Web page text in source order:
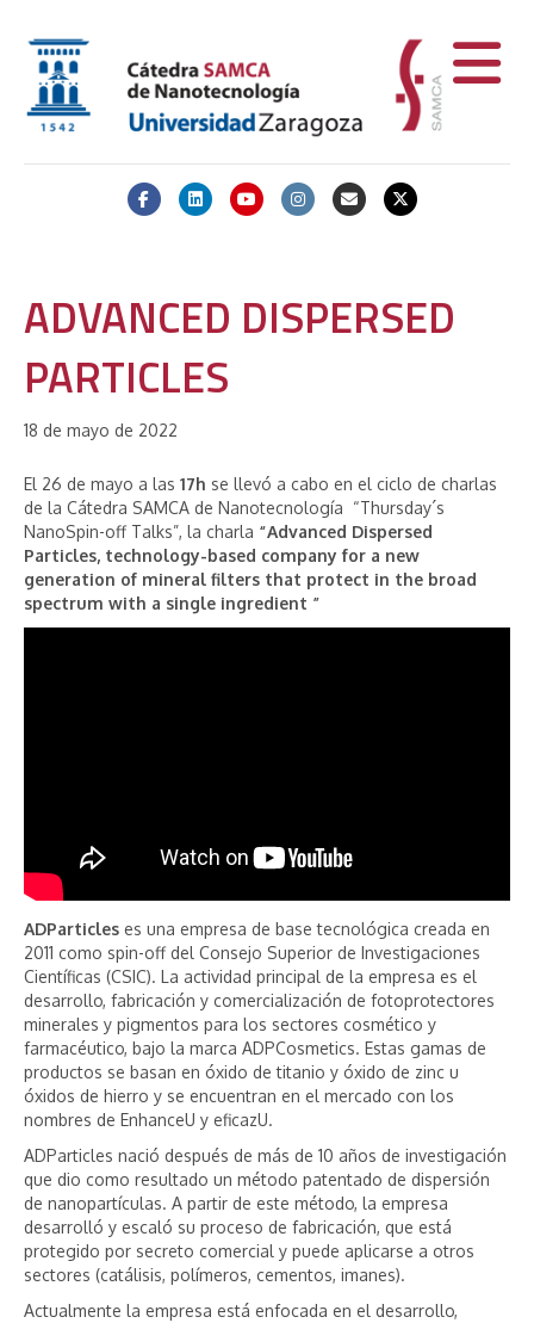
FacebookLinkedinYoutubeInstagramEmail X-twitter
ADVANCED DISPERSED
PARTICLES
18 de mayo de 2022
El 26 de mayo a las 17h se llevó a cabo en el ciclo de charlas
de la Cátedra SAMCA de Nanotecnología “Thursday´s
NanoSpin-off Talks”, la charla “Advanced Dispersed
Particles, technology-based company for a new
generation of mineral filters that protect in the broad
spectrum with a single ingredient ”
ADParticles es una empresa de base tecnológica creada en
2011 como spin-off del Consejo Superior de Investigaciones
Científicas (CSIC). La actividad principal de la empresa es el
desarrollo, fabricación y comercialización de fotoprotectores
minerales y pigmentos para los sectores cosmético y
farmacéutico, bajo la marca ADPCosmetics. Estas gamas de
productos se basan en óxido de titanio y óxido de zinc u
óxidos de hierro y se encuentran en el mercado con los
nombres de EnhanceU y eficazU.
ADParticles nació después de más de 10 años de investigación
que dio como resultado un método patentado de dispersión
de nanopartículas. A partir de este método, la empresa
desarrolló y escaló su proceso de fabricación, que está
protegido por secreto comercial y puede aplicarse a otros
sectores (catálisis, polímeros, cementos, imanes).
Actualmente la empresa está enfocada en el desarrollo,